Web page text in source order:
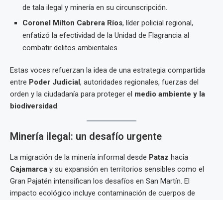
de tala ilegal y minería en su circunscripción.
Coronel Milton Cabrera Ríos, líder policial regional,
enfatizó la efectividad de la Unidad de Flagrancia al
combatir delitos ambientales.
Estas voces refuerzan la idea de una estrategia compartida
entre Poder Judicial, autoridades regionales, fuerzas del
orden y la ciudadanía para proteger el medio ambiente y la
biodiversidad.
Minería ilegal: un desafío urgente
La migración de la minería informal desde Pataz hacia
Cajamarca y su expansión en territorios sensibles como el
Gran Pajatén intensifican los desafíos en San Martín. El
impacto ecológico incluye contaminación de cuerpos de